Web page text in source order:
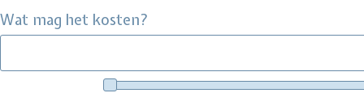
Wat mag het kosten?